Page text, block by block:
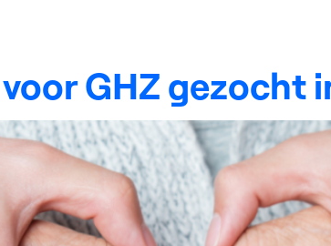
GHZ gezocht